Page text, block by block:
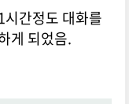
간정도 대화를
게 되었음.